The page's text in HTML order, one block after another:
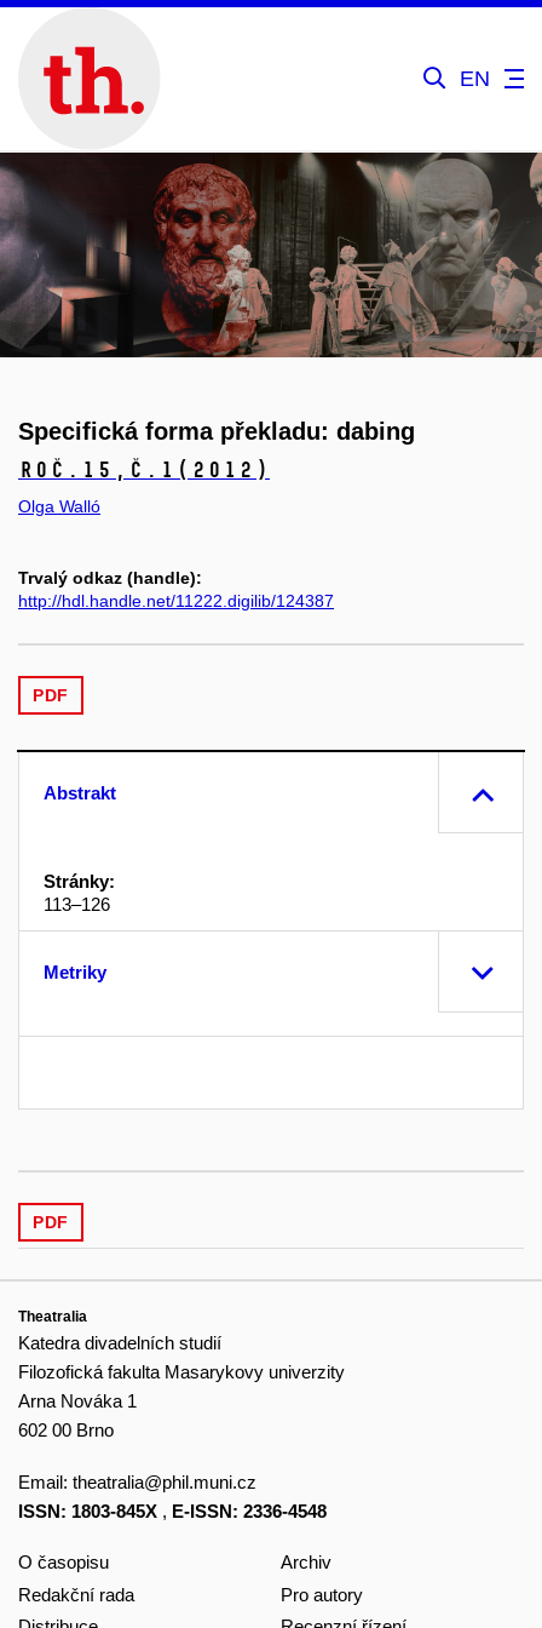
EN
Specifická forma překladu: dabing
Roč.15, č.1 (2012)
Olga Walló
Trvalý odkaz (handle):
http://hdl.handle.net/11222.digilib/124387
PDF
Abstrakt
Stránky:
113–126
Metriky
PDF
Theatralia
Katedra divadelních studií
Filozofická fakulta Masarykovy univerzity
Arna Nováka 1
602 00 Brno
Email: theatralia@phil.muni.cz
ISSN: 1803-845X , E-ISSN: 2336-4548
O časopisu
Redakční rada
Archiv
Pro autory